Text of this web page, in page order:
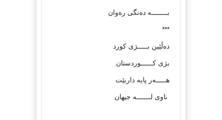
بــــــــه‌ ده‌نگی ره‌وان
***
ده‌ڵێین بـــــژی كورد
بژی كــــــوردستان
هـــــه‌ر پایه‌ داربێت
ناوی لـــــــه‌ جیهان